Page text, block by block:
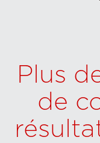
Plus
de